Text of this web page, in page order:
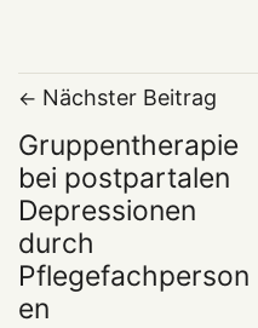
Nächster Beitrag
Gruppentherapie
bei postpartalen
Depressionen
durch
Pflegefachperson
en